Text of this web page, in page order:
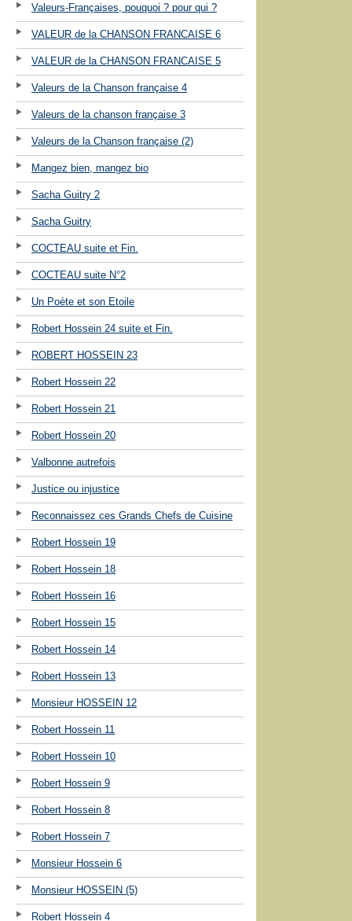
Valeurs-Françaises, pouquoi ? pour qui ?
VALEUR de la CHANSON FRANCAISE 6
VALEUR de la CHANSON FRANCAISE 5
Valeurs de la Chanson française 4
Valeurs de la chanson française 3
Valeurs de la Chanson française (2)
Mangez bien, mangez bio
Sacha Guitry 2
Sacha Guitry
COCTEAU suite et Fin.
COCTEAU suite N°2
Un Poète et son Etoile
Robert Hossein 24 suite et Fin.
ROBERT HOSSEIN 23
Robert Hossein 22
Robert Hossein 21
Robert Hossein 20
Valbonne autrefois
Justice ou injustice
Reconnaissez ces Grands Chefs de Cuisine
Robert Hossein 19
Robert Hossein 18
Robert Hossein 16
Robert Hossein 15
Robert Hossein 14
Robert Hossein 13
Monsieur HOSSEIN 12
Robert Hossein 11
Robert Hossein 10
Robert Hossein 9
Robert Hossein 8
Robert Hossein 7
Monsieur Hossein 6
Monsieur HOSSEIN (5)
Robert Hossein 4